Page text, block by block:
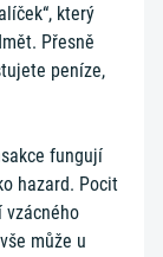
který
Přesně
peníze,
fungují
hazard. Pocit
vzácného
může u